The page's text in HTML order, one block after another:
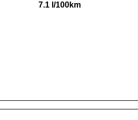
7.1 l/100km